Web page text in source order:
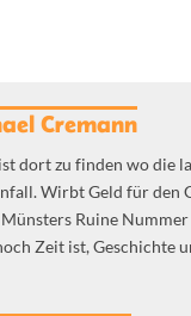
Cremann
dort zu finden wo die
Wirbt Geld für den
Ruine
Zeit ist, Geschichte